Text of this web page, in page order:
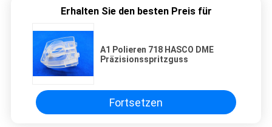
Erhalten Sie den besten Preis für
A1 Polieren 718 HASCO DME
Präzisionsspritzguss
Fortsetzen